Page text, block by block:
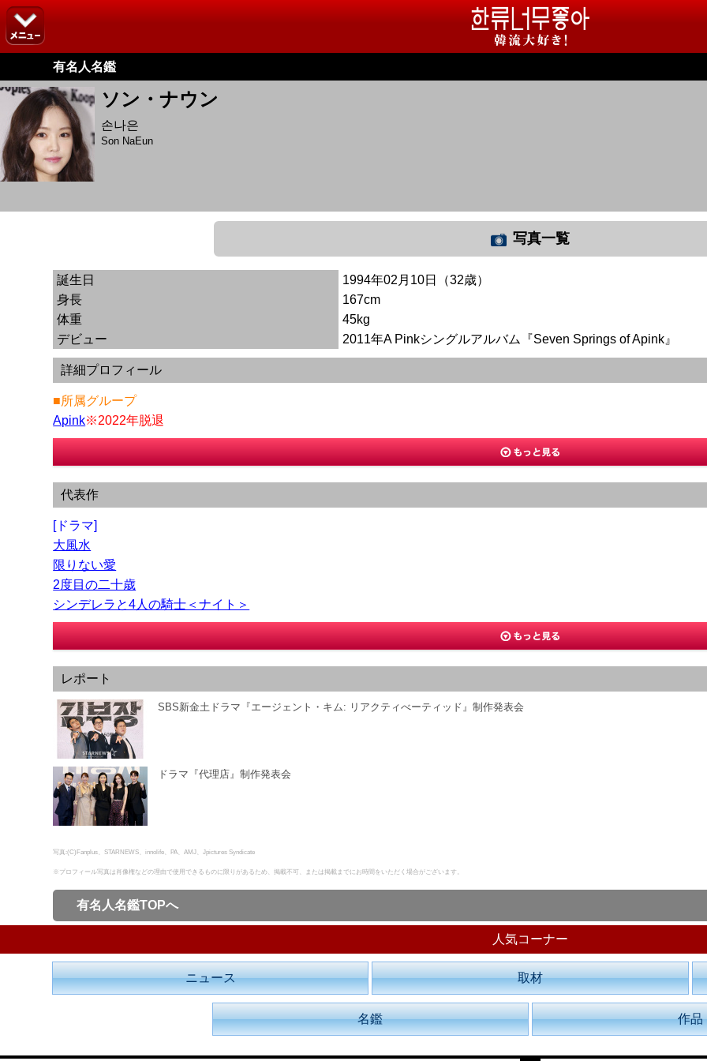
有名人名鑑
ソン・ナウン
손나은
Son NaEun
写真一覧
誕生日
1994年02月10日（32歳）
身長
167cm
体重
45kg
デビュー
2011年A Pinkシングルアルバム『Seven Springs of Apink』
詳細プロフィール
■所属グループ
Apink※2022年脱退
代表作
[ドラマ]
大風水
限りない愛
2度目の二十歳
シンデレラと4人の騎士＜ナイト＞
レポート
SBS新金土ドラマ『エージェント・キム: リアクティべーティッド』制作発表会
ドラマ『代理店』制作発表会
写真:(C)Fanplus、STARNEWS、innolife、PA、AMJ、Jpictures Syndicate
※プロフィール写真は肖像権などの理由で使用できるものに限りがあるため、掲載不可、または掲載までにお時間をいただく場合がございます。
有名人名鑑TOPへ
人気コーナー
ニュース 取材
名鑑 作品